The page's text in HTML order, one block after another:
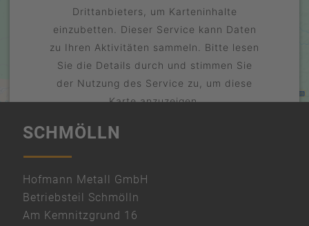
Drittanbieters, um Karteninhalte
einzubetten. Dieser Service kann Daten
zu Ihren Aktivitäten sammeln. Bitte lesen
Sie die Details durch und stimmen Sie
der Nutzung des Service zu, um diese
Karte anzuzeigen.
Mehr Informationen
Usercentrics Consent Management
Platform
SCHMÖLLN
Hofmann Metall GmbH
Betriebsteil Schmölln
Am Kemnitzgrund 16